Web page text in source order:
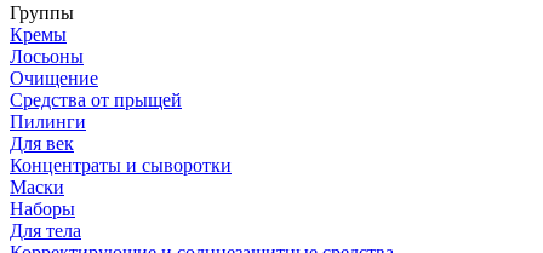
Группы
Кремы
Лосьоны
Очищение
Средства от прыщей
Пилинги
Для век
Концентраты и сыворотки
Маски
Наборы
Для тела